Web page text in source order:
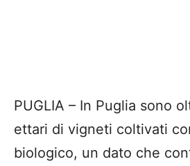
PUGLIA – In Puglia sono
ettari di vigneti coltivati
biologico, un dato che